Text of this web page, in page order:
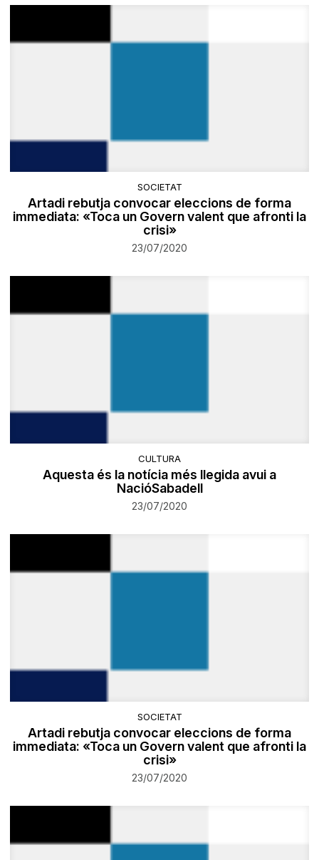
SOCIETAT
Artadi rebutja convocar eleccions de forma
immediata: «Toca un Govern valent que afronti la
crisi»
23/07/2020
CULTURA
Aquesta és la notícia més llegida avui a
NacióSabadell
23/07/2020
SOCIETAT
Artadi rebutja convocar eleccions de forma
immediata: «Toca un Govern valent que afronti la
crisi»
23/07/2020